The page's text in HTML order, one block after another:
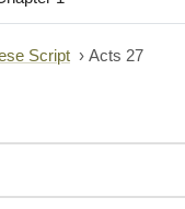
Script › Acts 27